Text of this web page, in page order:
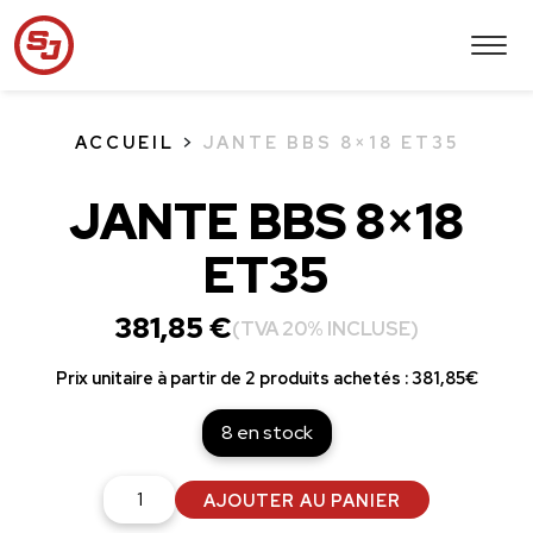
ACCUEIL > JANTE BBS 8×18 ET35
JANTE BBS 8×18
ET35
381,85€(TVA 20% INCLUSE)
Prix unitaire à partir de 2 produits achetés : 381,85€
8 en stock
quantité
de
AJOUTER AU PANIER